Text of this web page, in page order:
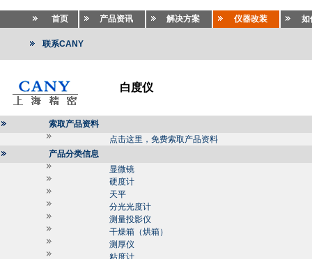
首页 产品资讯 解决方案 仪器改装 如
联系CANY
白度仪
索取产品资料
点击这里，免费索取产品资料
产品分类信息
显微镜
硬度计
天平
分光光度计
测量投影仪
干燥箱（烘箱）
测厚仪
粘度计